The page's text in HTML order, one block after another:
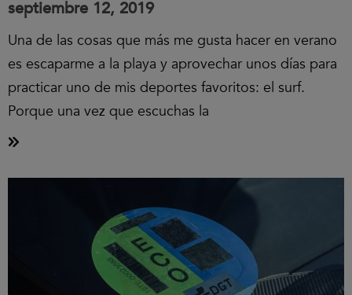
septiembre 12, 2019
Una de las cosas que más me gusta hacer en verano
es escaparme a la playa y aprovechar unos días para
practicar uno de mis deportes favoritos: el surf.
Porque una vez que escuchas la